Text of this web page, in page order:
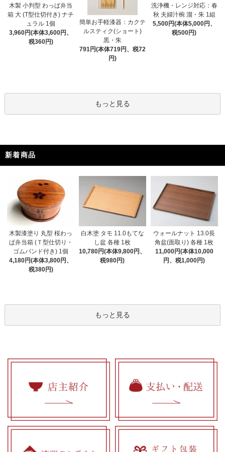
木製 小判型 わっぱ弁当
箱 大 (T型仕切付き) ナチ
ュラル 1個
3,960円(本体3,600円、
税360円)
簡単お手軽漆器：カクテ
ルスティク(ショート)
黒・朱
791円(本体719円、税72
円)
洗浄機・レンジ対応：春
秋 夫婦汁椀 溜・朱 1組
5,500円(本体5,000円、
税500円)
もっと見る
新着商品
木製漆塗り 丸型 桜わっ
ぱ弁当箱 (Ｔ型仕切り・
ゴムバンド付き) 1個
4,180円(本体3,800円、
税380円)
白木塗 タモ 11.0もてな
し盆 各種 1枚
10,780円(本体9,800円、
税980円)
ウォールナット 13.0長
角盆(面取り) 各種 1枚
11,000円(本体10,000
円、税1,000円)
もっと見る